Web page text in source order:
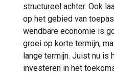
structureel achter. Ook
op het gebied van
wendbare economie is
groei op korte termijn,
lange termijn. Juist nu is
investeren in het